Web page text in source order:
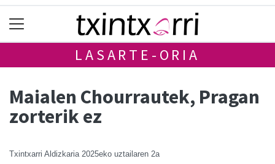
LASARTE-ORIA
Maialen Chourrautek, Pragan
zorterik ez
Txintxarri Aldizkaria 2025eko uztailaren 2a